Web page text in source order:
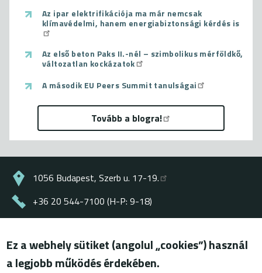
Az ipar elektrifikációja ma már nemcsak
klímavédelmi, hanem energiabiztonsági kérdés is
Az első beton Paks II.-nél – szimbolikus mérföldkő,
változatlan kockázatok
A második EU Peers Summit tanulságai
Tovább a blogra!
1056 Budapest, Szerb u. 17-19.
+36 20 544-7100 (H-P: 9-18)
© ENERGIAKLUB - minden jog fenntartva
Ez a webhely sütiket (angolul „cookies”) használ
a legjobb működés érdekében.